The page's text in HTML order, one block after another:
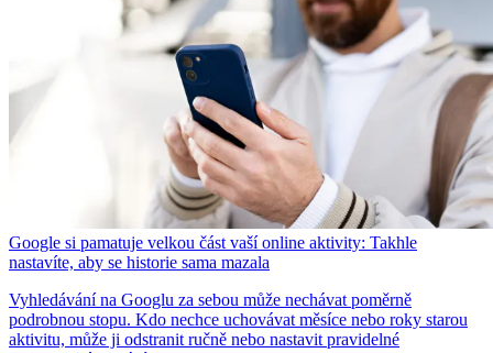
Google si pamatuje velkou část vaší online aktivity: Takhle
nastavíte, aby se historie sama mazala
Vyhledávání na Googlu za sebou může nechávat poměrně
podrobnou stopu. Kdo nechce uchovávat měsíce nebo roky starou
aktivitu, může ji odstranit ručně nebo nastavit pravidelné